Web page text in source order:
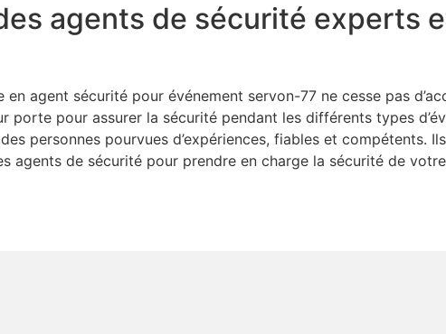
agents de sécurité experts
en agent sécurité pour événement servon-77 ne cesse pas
porte pour assurer la sécurité pendant les différents types
personnes pourvues d’expériences, fiables et compétents.
agents de sécurité pour prendre en charge la sécurité de